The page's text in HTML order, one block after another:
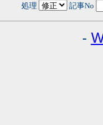
処理
記事No
-